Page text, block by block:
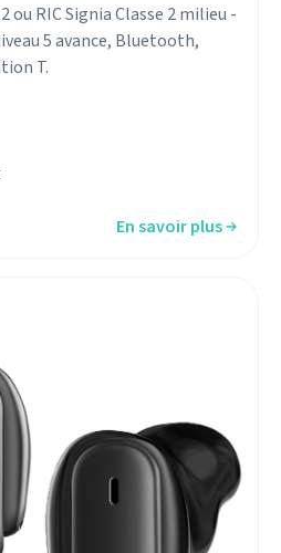
RIC Signia Classe 2 milieu -
5 avance, Bluetooth,
T.
En savoir plus